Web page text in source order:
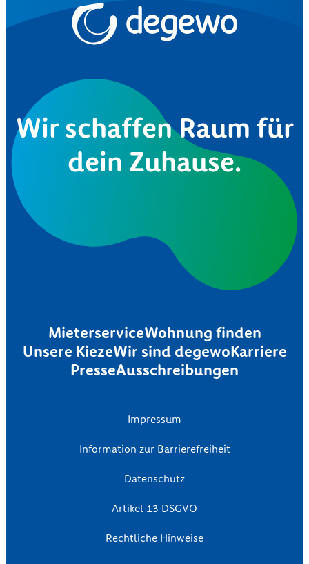
Wir schaffen Raum für
dein Zuhause.
MieterserviceWohnung finden
Unsere KiezeWir sind degewoKarriere
PresseAusschreibungen
Impressum
Information zur Barrierefreiheit
Datenschutz
Artikel 13 DSGVO
Rechtliche Hinweise